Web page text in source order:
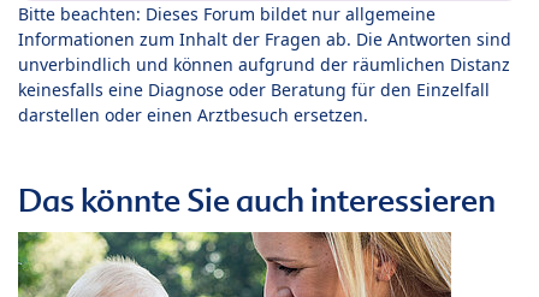
Bitte beachten: Dieses Forum bildet nur allgemeine
Informationen zum Inhalt der Fragen ab. Die Antworten sind
unverbindlich und können aufgrund der räumlichen Distanz
keinesfalls eine Diagnose oder Beratung für den Einzelfall
darstellen oder einen Arztbesuch ersetzen.
Das könnte Sie auch interessieren